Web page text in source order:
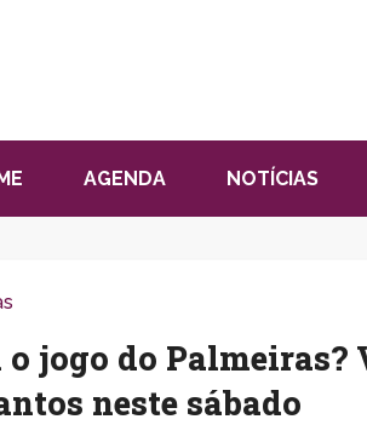
AGENDA NOTÍCIAS
jogo do
neste sábado